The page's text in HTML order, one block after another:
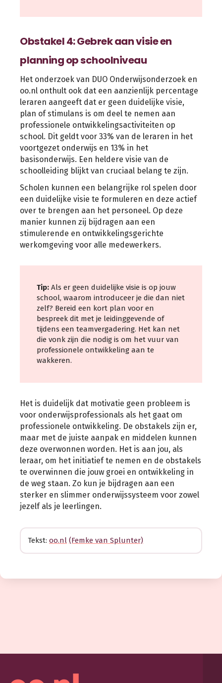
Obstakel 4: Gebrek aan visie en
planning op schoolniveau
Het onderzoek van DUO Onderwijsonderzoek en
oo.nl onthult ook dat een aanzienlijk percentage
leraren aangeeft dat er geen duidelijke visie,
plan of stimulans is om deel te nemen aan
professionele ontwikkelingsactiviteiten op
school. Dit geldt voor 33% van de leraren in het
voortgezet onderwijs en 13% in het
basisonderwijs. Een heldere visie van de
schoolleiding blijkt van cruciaal belang te zijn.
Scholen kunnen een belangrijke rol spelen door
een duidelijke visie te formuleren en deze actief
over te brengen aan het personeel. Op deze
manier kunnen zij bijdragen aan een
stimulerende en ontwikkelingsgerichte
werkomgeving voor alle medewerkers.
Tip: Als er geen duidelijke visie is op jouw
school, waarom introduceer je die dan niet
zelf? Bereid een kort plan voor en
bespreek dit met je leidinggevende of
tijdens een teamvergadering. Het kan net
die vonk zijn die nodig is om het vuur van
professionele ontwikkeling aan te
wakkeren.
Het is duidelijk dat motivatie geen probleem is
voor onderwijsprofessionals als het gaat om
professionele ontwikkeling. De obstakels zijn er,
maar met de juiste aanpak en middelen kunnen
deze overwonnen worden. Het is aan jou, als
leraar, om het initiatief te nemen en de obstakels
te overwinnen die jouw groei en ontwikkeling in
de weg staan. Zo kun je bijdragen aan een
sterker en slimmer onderwijssysteem voor zowel
jezelf als je leerlingen.
Tekst: oo.nl (Femke van Splunter)